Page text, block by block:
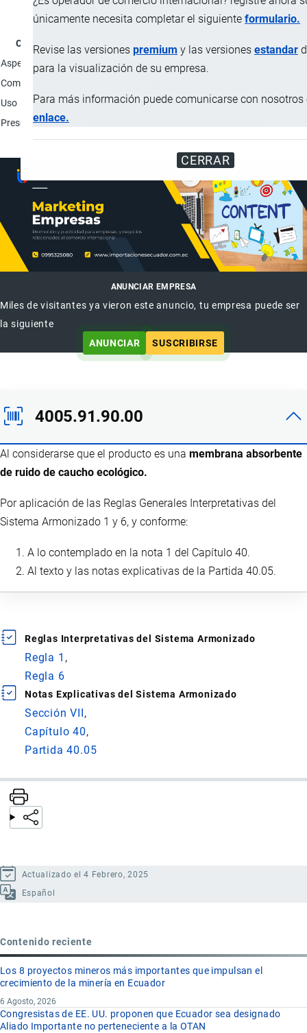
únicamente necesita completar el siguiente formulario.
Revise las versiones premium y las versiones estandar
para la visualización de su empresa.
Para más información puede comunicarse con nosotros
enlace.
CERRAR
Característica
Aspecto físico
Recorte de lámina caucho celular inelástica,
Composición química
Uso
Industria de la construcción, como capa aislante
Presentación
ANUNCIAR EMPRESA
Miles de visitantes ya vieron este anuncio, tu empresa puede ser
la siguiente
ANUNCIAR
SUSCRIBIRSE
4005.91.90.00
Al considerarse que el producto es una membrana absorbente
de ruido de caucho ecológico.
Por aplicación de las Reglas Generales Interpretativas del
Sistema Armonizado 1 y 6, y conforme:
A lo contemplado en la nota 1 del Capítulo 40.
Al texto y las notas explicativas de la Partida 40.05.
Reglas Interpretativas del Sistema Armonizado
Regla 1
Regla 6
Notas Explicativas del Sistema Armonizado
Sección VII
Capítulo 40
Partida 40.05
Actualizado el 4 Febrero, 2025
Español
Contenido reciente
Los 8 proyectos mineros más importantes que impulsan el
crecimiento de la minería en Ecuador
6 Agosto, 2026
Congresistas de EE. UU. proponen que Ecuador sea designado
Aliado Importante no perteneciente a la OTAN